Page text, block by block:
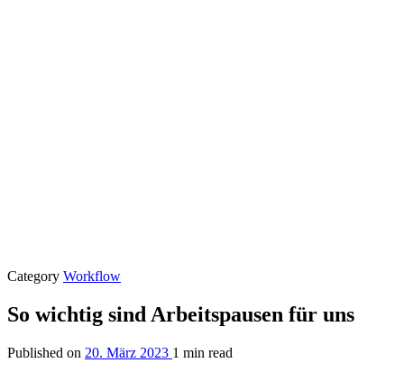
Category Workflow
So wichtig sind Arbeitspausen für uns
Published on 20. März 2023 1 min read